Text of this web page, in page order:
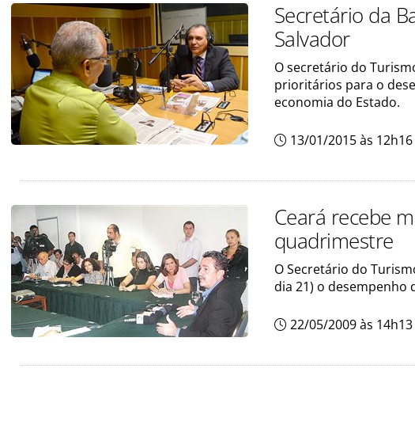
Secretário da
Salvador
O secretário do
prioritários para o
economia do Estado.
13/01/2015 às 12h16
Ceará recebe
quadrimestre
O Secretário do
dia 21) o desempenho
22/05/2009 às 14h13